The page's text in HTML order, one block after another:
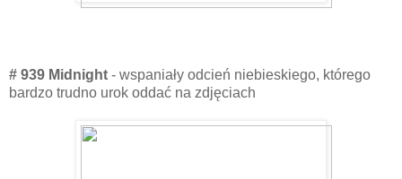
# 939 Midnight - wspaniały odcień niebieskiego, którego
bardzo trudno urok oddać na zdjęciach